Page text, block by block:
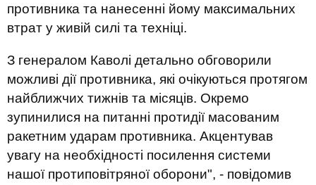
противника та нанесенні йому максимальних
втрат у живій силі та техніці.
З генералом Каволі детально обговорили
можливі дії противника, які очікуються протягом
найближчих тижнів та місяців. Окремо
зупинилися на питанні протидії масованим
ракетним ударам противника. Акцентував
увагу на необхідності посилення системи
нашої протиповітряної оборони", - повідомив